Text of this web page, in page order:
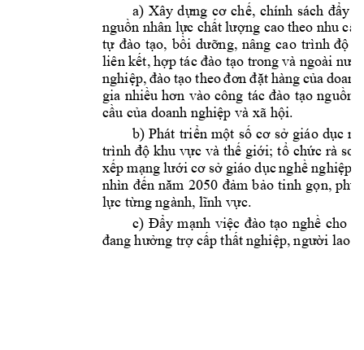
a) Xây dựng cơ chế, chính sách đẩy
nguồn nhân lực chất lượng cao theo nhu cầu
tự đào tạo, bồi dưỡng, nâng cao trình độ
liên kết, hợp tác đào tạo trong và ngoài
nghiệp, đào tạo theo đơn đặthàng của
gia nhiều hơn vào công tác đào tạo nguồn
cầu của doanh nghiệp và xã hội.
b) Phát triển một số cơ sở giáo dục
trình độ khu vực và thế giới; tổ chức rà
xếp mạng lưới cơ sở giáo dụcnghề nghiệp
nhìn đến năm 2050 đảm bảo tinh gọn, phù
lực từng ngành, lĩnh vực.
c) Đẩy mạnh việc đào tạo nghề cho
đang hưởng trợcấp thất nghiệp, người lao